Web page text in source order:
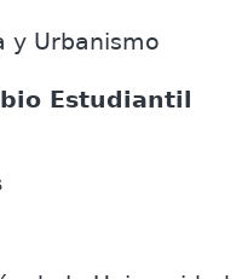
Estudiantil